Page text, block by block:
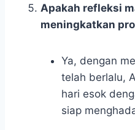
Apakah refleksi
meningkatkan
Ya, dengan
telah berlalu,
hari esok
siap